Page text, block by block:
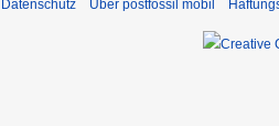
Datenschutz Über postfossil mobil